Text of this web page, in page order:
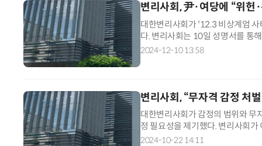
변리사회, 尹·여당에 “위헌
대한변리사회가 '12.3 비상계엄
다. 변리사회는 10일 성명서를 통
도를 추락시키고 혼란과 위기를
2024-12-10 13:58
변리사회, “무자격 감정 처
대한변리사회가 감정의 범위와 무
정 필요성을 제기했다. 변리사회
때문이다. 서울중앙지방법원 형사
2024-10-22 14:11